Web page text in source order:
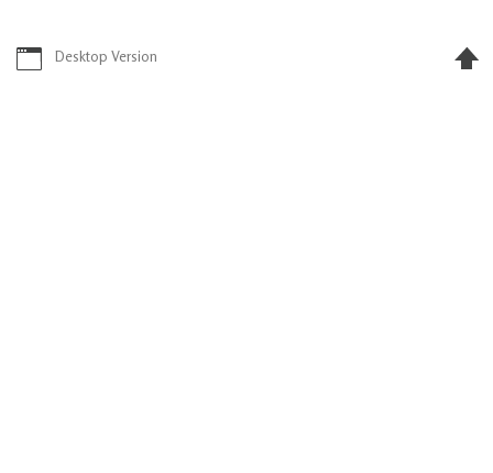
Desktop Version